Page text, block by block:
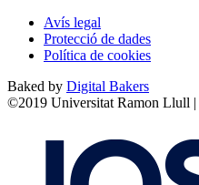
Avís legal
Protecció de dades
Política de cookies
Baked by Digital Bakers
©2019 Universitat Ramon Llull